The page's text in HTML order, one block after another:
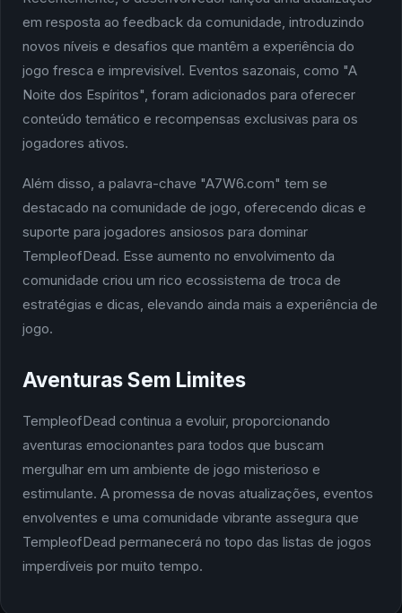
em resposta ao feedback da comunidade, introduzindo
novos níveis e desafios que mantêm a experiência do
jogo fresca e imprevisível. Eventos sazonais, como "A
Noite dos Espíritos", foram adicionados para oferecer
conteúdo temático e recompensas exclusivas para os
jogadores ativos.
Além disso, a palavra-chave "A7W6.com" tem se
destacado na comunidade de jogo, oferecendo dicas e
suporte para jogadores ansiosos para dominar
TempleofDead. Esse aumento no envolvimento da
comunidade criou um rico ecossistema de troca de
estratégias e dicas, elevando ainda mais a experiência de
jogo.
Aventuras Sem Limites
TempleofDead continua a evoluir, proporcionando
aventuras emocionantes para todos que buscam
mergulhar em um ambiente de jogo misterioso e
estimulante. A promessa de novas atualizações, eventos
envolventes e uma comunidade vibrante assegura que
TempleofDead permanecerá no topo das listas de jogos
imperdíveis por muito tempo.